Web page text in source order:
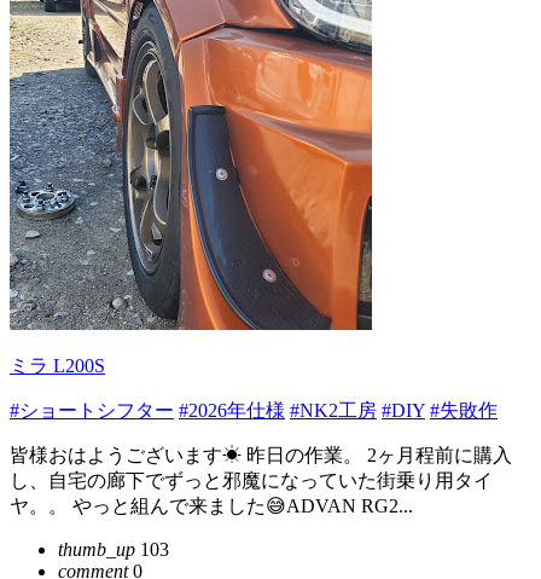
ミラ L200S
#ショートシフター #2026年仕様 #NK2工房 #DIY #失敗作
皆様おはようございます☀ 昨日の作業。 2ヶ月程前に購入
し、自宅の廊下でずっと邪魔になっていた街乗り用タイ
ヤ。。 やっと組んで来ました😅ADVAN RG2...
thumb_up 103
comment0